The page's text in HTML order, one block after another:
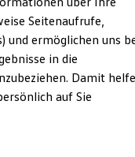
Seitenaufrufe,
und ermöglichen uns
in die
Damit
auf Sie